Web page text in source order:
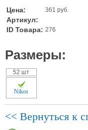
Цена: 361 руб.
Артикул:
ID Товара: 276
Размеры:
52 шт
Nikos
<< Вернуться к